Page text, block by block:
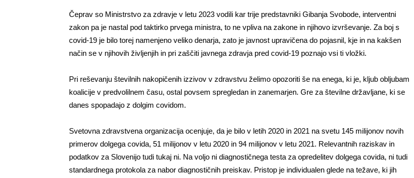
Čeprav so Ministrstvo za zdravje v letu 2023 vodili kar trije predstavniki Gibanja Svobode, interventni
zakon pa je nastal pod taktirko prvega ministra, to ne vpliva na zakone in njihovo izvrševanje. Za boj s
covid-19 je bilo torej namenjeno veliko denarja, zato je javnost upravičena do pojasnil, kje in na kakšen
način se v njihovih življenjih in pri zaščiti javnega zdravja pred covid-19 poznajo vsi ti vložki.
Pri reševanju številnih nakopičenih izzivov v zdravstvu želimo opozoriti še na enega, ki je, kljub obljubam
koalicije v predvolilnem času, ostal povsem spregledan in zanemarjen. Gre za številne državljane, ki se
danes spopadajo z dolgim covidom.
Svetovna zdravstvena organizacija ocenjuje, da je bilo v letih 2020 in 2021 na svetu 145 milijonov novih
primerov dolgega covida, 51 milijonov v letu 2020 in 94 milijonov v letu 2021. Relevantnih raziskav in
podatkov za Slovenijo tudi tukaj ni. Na voljo ni diagnostičnega testa za opredelitev dolgega covida, ni tudi
standardnega protokola za nabor diagnostičnih preiskav. Pristop je individualen glede na težave, ki jih